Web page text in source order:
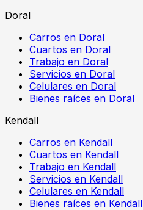
Doral
Carros en Doral
Cuartos en Doral
Trabajo en Doral
Servicios en Doral
Celulares en Doral
Bienes raíces en Doral
Kendall
Carros en Kendall
Cuartos en Kendall
Trabajo en Kendall
Servicios en Kendall
Celulares en Kendall
Bienes raíces en Kendall